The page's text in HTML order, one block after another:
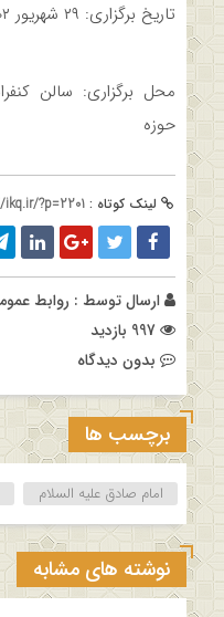
تاریخ برگزاری: ۲۹ شهریور ۱۴۰۲ ساعت ۱۰
محل برگزاری: سالن
حوزه
لینک کوتاه : ?p=2201
ارسال توسط : روابط
بدون دیدگاه
برچسب ها
امام صادق علیه السلام
نوشته های مشابه